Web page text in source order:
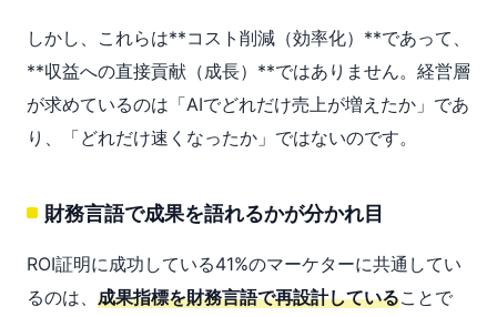
しかし、これらは**コスト削減（効率化）**であって、
**収益への直接貢献（成長）**ではありません。経営層
が求めているのは「AIでどれだけ売上が増えたか」であ
り、「どれだけ速くなったか」ではないのです。
財務言語で成果を語れるかが分かれ目
ROI証明に成功している41%のマーケターに共通してい
るのは、 成果指標を財務言語で再設計していることで